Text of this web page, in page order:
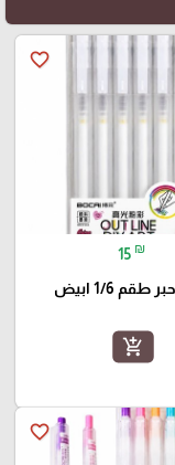
favorite_border
15 ₪
طقم 1/6 ابيض
add_shopping_cart
favorite_border